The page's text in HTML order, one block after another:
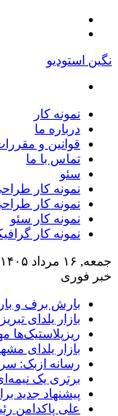
نگین استودیو
نمونه کار
درباره ما
قوانین و
تماس با ما
سئو
نمونه کار
نمونه کار
نمونه کار سئو
نمونه کار
جمعه, ۱۶ مرداد ۱۴۰۵
خبر فوری
بارش برف و
بازار یلدای
ریزپلاستیک‌ها
بازار یلدای
رسانه ازبک:
برتری یک
پیشنهاد جدید
علی پاکدامن